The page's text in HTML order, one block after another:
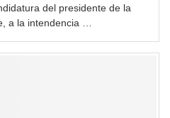
del presidente de la
a la intendencia …